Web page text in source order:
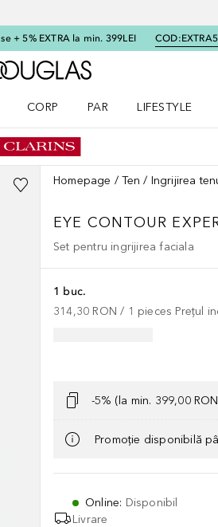
+ 5% EXTRA la min. 399LEI COD:
Către pagina principală
CORP
PAR
LIFESTYLE
Homepage Ten Ingrijirea
EYE CONTOUR
Set pentru ingrijirea faciala
1 buc.
314,30 RON / 1 pieces Prețul
-5% (la min. 399,00
Promoție disponibilă
Online: Disponibil
Livrare